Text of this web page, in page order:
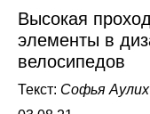
Высокая
элементы в
велосипедов
Текст: Софья Аулих